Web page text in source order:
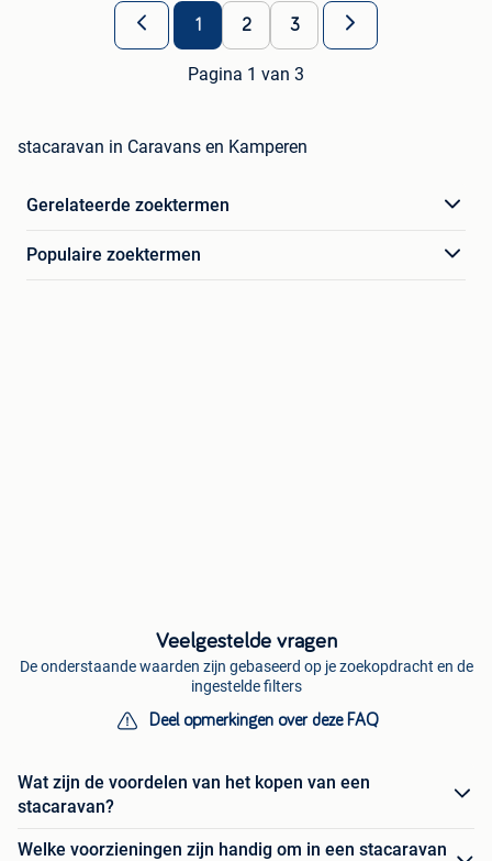
1 2 3
Pagina 1 van 3
stacaravan in Caravans en Kamperen
Gerelateerde zoektermen
Populaire zoektermen
Veelgestelde vragen
De onderstaande waarden zijn gebaseerd op je zoekopdracht en de
ingestelde filters
Deel opmerkingen over deze FAQ
Wat zijn de voordelen van het kopen van een
stacaravan?
Welke voorzieningen zijn handig om in een stacaravan